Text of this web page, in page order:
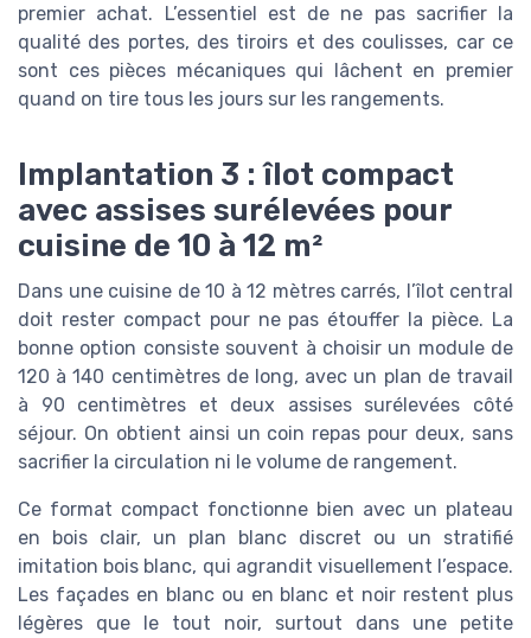
premier achat. L’essentiel est de ne pas sacrifier la
qualité des portes, des tiroirs et des coulisses, car ce
sont ces pièces mécaniques qui lâchent en premier
quand on tire tous les jours sur les rangements.
Implantation 3 : îlot compact
avec assises surélevées pour
cuisine de 10 à 12 m²
Dans une cuisine de 10 à 12 mètres carrés, l’îlot central
doit rester compact pour ne pas étouffer la pièce. La
bonne option consiste souvent à choisir un module de
120 à 140 centimètres de long, avec un plan de travail
à 90 centimètres et deux assises surélevées côté
séjour. On obtient ainsi un coin repas pour deux, sans
sacrifier la circulation ni le volume de rangement.
Ce format compact fonctionne bien avec un plateau
en bois clair, un plan blanc discret ou un stratifié
imitation bois blanc, qui agrandit visuellement l’espace.
Les façades en blanc ou en blanc et noir restent plus
légères que le tout noir, surtout dans une petite